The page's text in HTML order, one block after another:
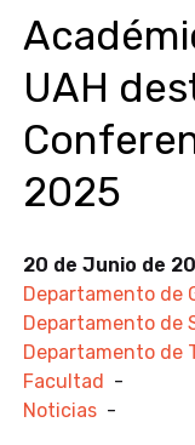
UAH
2025
20 de Junio de
Departamento de
Departamento de
Departamento de
Facultad
-
Noticias -